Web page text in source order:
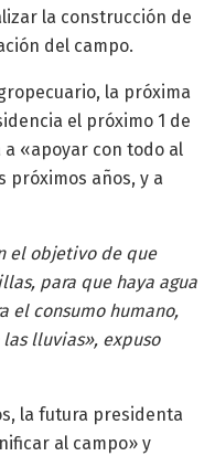
la construcción de
del campo.
la próxima
el próximo 1 de
a «apoyar con todo al
próximos años, y a
el objetivo de que
para que haya agua
el consumo humano,
lluvias», expuso
la futura presidenta
al campo» y